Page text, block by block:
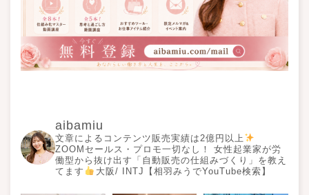
aibamiu
文章によるコンテンツ販売実績は2億円以上
ZOOMセールス・プロモ一切なし！ 女性起業家が労
働型から抜け出す「自動販売の仕組みづくり」を教え
てます
大阪/ INTJ【相羽みうでYouTube検索】